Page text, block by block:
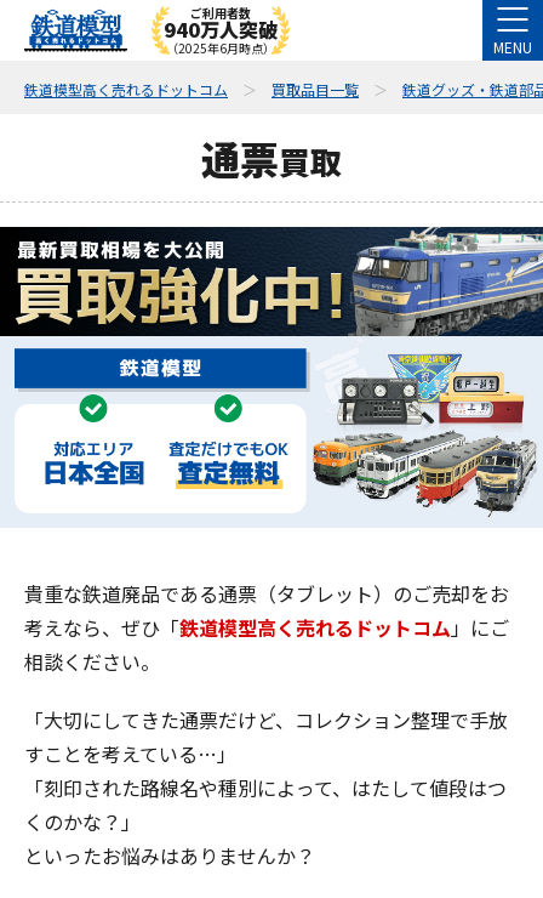
ご利用者数
940万人突破
（2025年6月時点） MENU
鉄道模型高く売れるドットコム 買取品目一覧 鉄道グッズ・鉄道部
通票買取
貴重な鉄道廃品である通票（タブレット）のご売却をお
考えなら、ぜひ「鉄道模型高く売れるドットコム」にご
相談ください。
「大切にしてきた通票だけど、コレクション整理で手放
すことを考えている…」
「刻印された路線名や種別によって、はたして値段はつ
くのかな？」
といったお悩みはありませんか？